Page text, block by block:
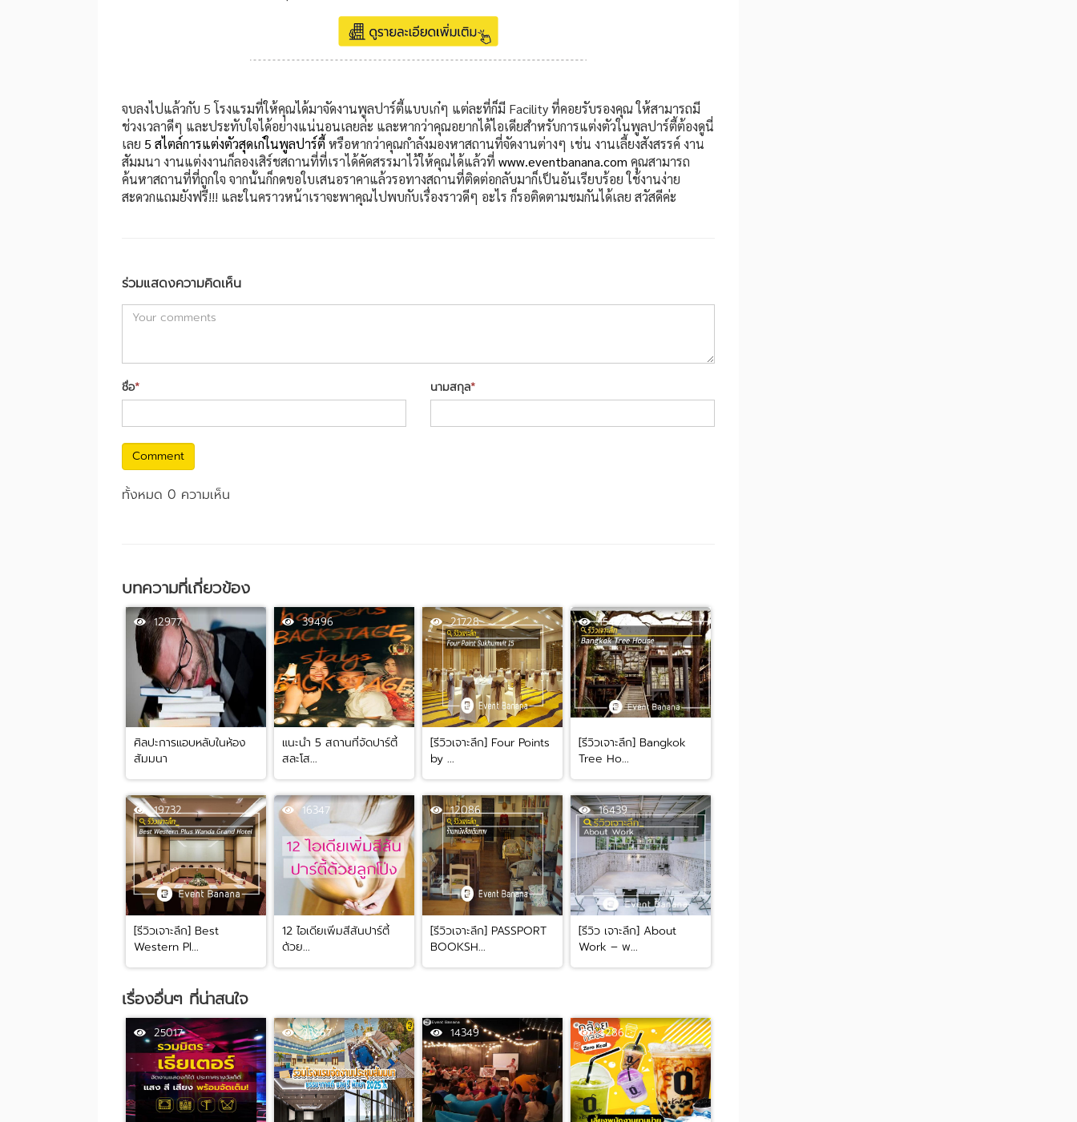
จบลงไปแล้วกับ 5 โรงแรมที่ให้คุณได้มาจัดงานพูลปาร์ตี้แบบเก๋ๆ แต่ละที่ก็มี Facility ที่คอยรับรองคุณ ให้สามารถมี
ช่วงเวลาดีๆ และประทับใจได้อย่างแน่นอนเลยล่ะ และหากว่าคุณอยากได้ไอเดียสำหรับการแต่งตัวในพูลปาร์ตี้ต้องดูนี่
เลย 5 สไตล์การแต่งตัวสุดเก๋ในพูลปาร์ตี้หรือหากว่าคุณกำลังมองหาสถานที่จัดงานต่างๆ เช่น งานเลี้ยงสังสรรค์ งาน
สัมมนา งานแต่งงานก็ลองเสิร์ชสถานที่ที่เราได้คัดสรรมาไว้ให้คุณได้แล้วที่ www.eventbanana.com คุณสามารถ
ค้นหาสถานที่ที่ถูกใจ จากนั้นก็กดขอใบเสนอราคาแล้วรอทางสถานที่ติดต่อกลับมาก็เป็นอันเรียบร้อย ใช้งานง่าย
สะดวกแถมยังฟรี!!! และในคราวหน้าเราจะพาคุณไปพบกับเรื่องราวดีๆ อะไร ก็รอติดตามชมกันได้เลย สวัสดีค่ะ
ร่วมแสดงความคิดเห็น
ชื่อ* นามสกุล*
Comment
ทั้งหมด 0 ความเห็น
บทความที่เกี่ยวข้อง
12977
ศิลปะการแอบหลับในห้อง
สัมมนา
39496
แนะนำ 5 สถานที่จัดปาร์ตี้
สละโส...
21728
[รีวิวเจาะลึก] Four Points
by ...
15457
[รีวิวเจาะลึก] Bangkok
Tree Ho...
19732
[รีวิวเจาะลึก] Best
Western Pl...
16347
12 ไอเดียเพิ่มสีสันปาร์ตี้
ด้วย...
12086
[รีวิวเจาะลึก] PASSPORT
BOOKSH...
16439
[รีวิว เจาะลึก] About
Work – พ...
เรื่องอื่นๆ ที่น่าสนใจ
25017 33267 14349 4286